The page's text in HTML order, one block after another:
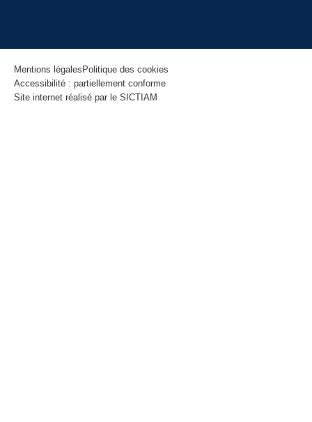
Mentions légales Politique des cookies
Accessibilité : partiellement conforme
Site internet réalisé par le SICTIAM